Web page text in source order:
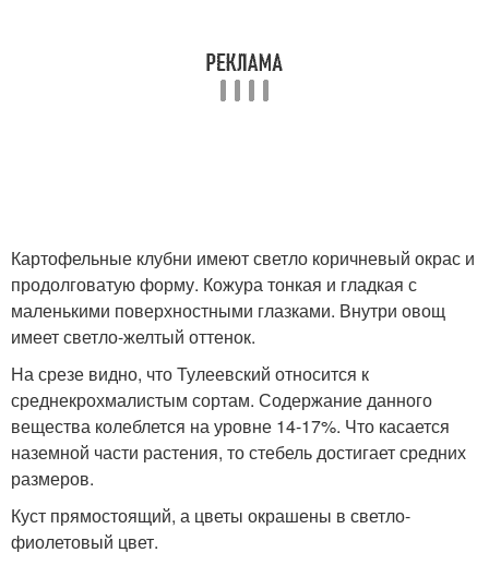
Картофельные клубни имеют светло коричневый окрас и
продолговатую форму. Кожура тонкая и гладкая с
маленькими поверхностными глазками. Внутри овощ
имеет светло-желтый оттенок.
На срезе видно, что Тулеевский относится к
среднекрохмалистым сортам. Содержание данного
вещества колеблется на уровне 14-17%. Что касается
наземной части растения, то стебель достигает средних
размеров.
Куст прямостоящий, а цветы окрашены в светло-
фиолетовый цвет.